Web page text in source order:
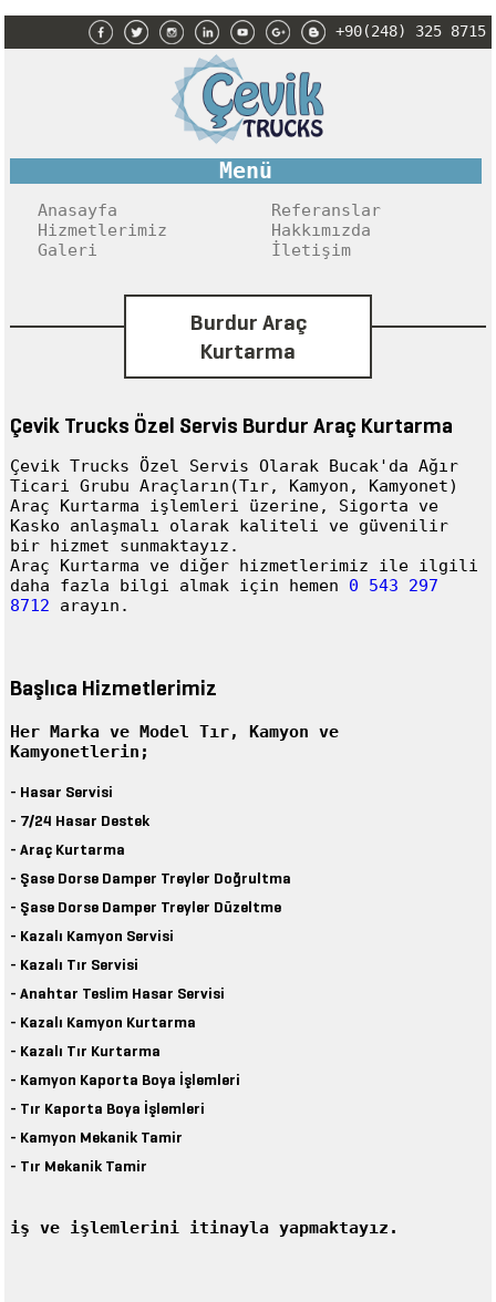
+90(248) 325 8715
Menü
Anasayfa
Hizmetlerimiz
Galeri
Referanslar
Hakkımızda
İletişim
Burdur Araç
Kurtarma
Çevik Trucks Özel Servis Burdur Araç Kurtarma
Çevik Trucks Özel Servis Olarak Bucak'da Ağır
Ticari Grubu Araçların(Tır, Kamyon, Kamyonet)
Araç Kurtarma işlemleri üzerine, Sigorta ve
Kasko anlaşmalı olarak kaliteli ve güvenilir
bir hizmet sunmaktayız.
Araç Kurtarma ve diğer hizmetlerimiz ile ilgili
daha fazla bilgi almak için hemen 0 543 297
8712 arayın.
Başlıca Hizmetlerimiz
Her Marka ve Model Tır, Kamyon ve
Kamyonetlerin;
- Hasar Servisi
- 7/24 Hasar Destek
- Araç Kurtarma
- Şase Dorse Damper Treyler Doğrultma
- Şase Dorse Damper Treyler Düzeltme
- Kazalı Kamyon Servisi
- Kazalı Tır Servisi
- Anahtar Teslim Hasar Servisi
- Kazalı Kamyon Kurtarma
- Kazalı Tır Kurtarma
- Kamyon Kaporta Boya İşlemleri
- Tır Kaporta Boya İşlemleri
- Kamyon Mekanik Tamir
- Tır Mekanik Tamir
iş ve işlemlerini itinayla yapmaktayız.